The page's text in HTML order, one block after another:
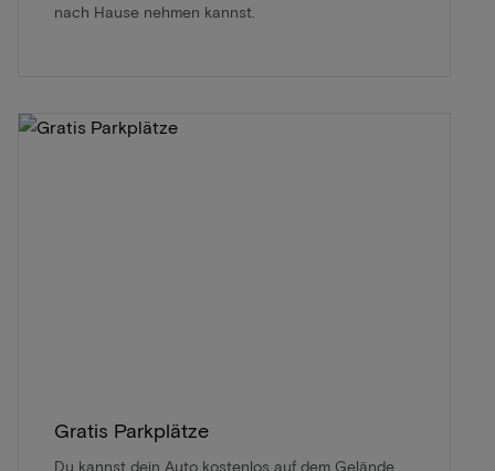
nach Hause nehmen kannst.
Gratis Parkplätze
Du kannst dein Auto kostenlos auf dem Gelände